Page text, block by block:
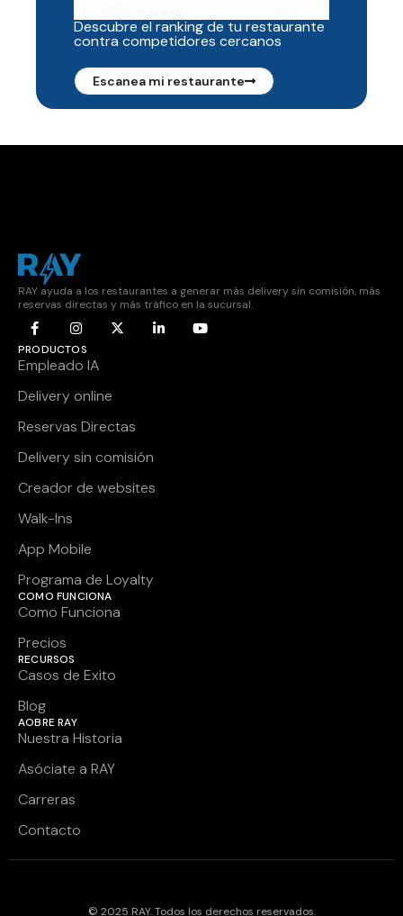
Descubre el ranking de tu restaurante
contra competidores cercanos
Escanea mi restaurante
RAY ayuda a los restaurantes a generar más delivery sin comisión, más
reservas directas y más tráfico en la sucursal.
PRODUCTOS
Empleado IA
Delivery online
Reservas Directas
Delivery sin comisión
Creador de websites
Walk-Ins
App Mobile
Programa de Loyalty
COMO FUNCIONA
Como Funciona
Precios
RECURSOS
Casos de Exito
Blog
AOBRE RAY
Nuestra Historia
Asóciate a RAY
Carreras
Contacto
© 2025 RAY. Todos los derechos reservados.